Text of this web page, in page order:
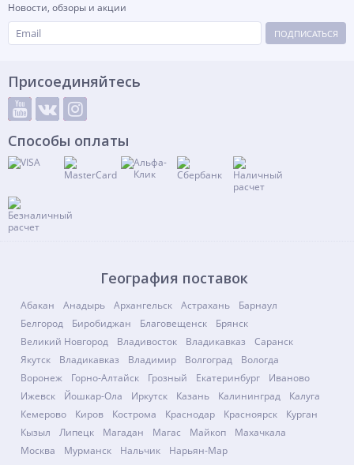
Новости, обзоры и акции
ПОДПИСАТЬСЯ
Присоединяйтесь
Способы оплаты
География поставок
Абакан Анадырь Архангельск Астрахань
Барнаул
Белгород
Биробиджан Благовещенск
Брянск
Великий Новгород
Владивосток Владикавказ
Саранск
Якутск
Владикавказ Владимир Волгоград
Вологда
Воронеж
Горно-Алтайск Грозный Екатеринбург
Иваново
Ижевск
Йошкар-Ола Иркутск Казань Калининград
Калуга
Кемерово
Киров Кострома Краснодар Красноярск
Курган
Кызыл
Липецк Магадан Магас Майкоп
Махачкала
Москва
Мурманск Нальчик
Нарьян-Мар